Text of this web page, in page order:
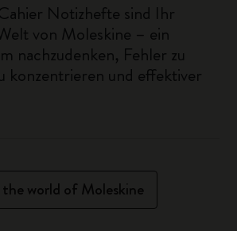
Notizhefte sind Ihr
von Moleskine – ein
nachzudenken, Fehler zu
konzentrieren und effektiver
world of Moleskine